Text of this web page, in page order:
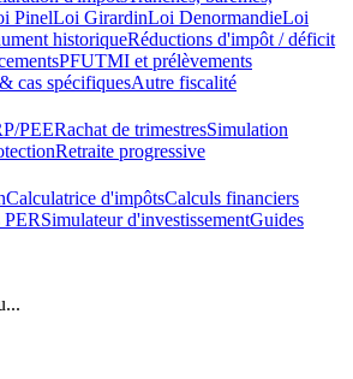
PinelLoi GirardinLoi DenormandieLoi
historiqueRéductions d'impôt / déficit
PFUTMI et prélèvements
cas spécifiquesAutre fiscalité
PEERachat de trimestresSimulation
Retraite progressive
Calculatrice d'impôtsCalculs financiers
PERSimulateur d'investissementGuides